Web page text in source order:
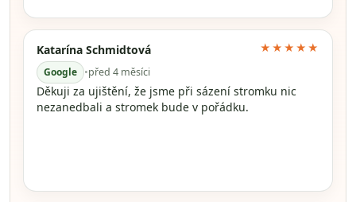
Katarína Schmidtová
Google •před 4 měsíci
★★★★★
Děkuji za ujištění, že jsme při sázení stromku nic
nezanedbali a stromek bude v pořádku.